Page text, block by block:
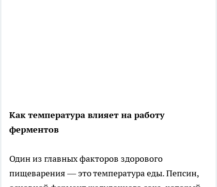
Как температура влияет на работу
ферментов
Один из главных факторов здорового
пищеварения — это температура еды. Пепсин,